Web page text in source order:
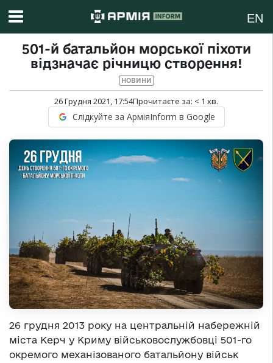
EN
501-й батальйон морської піхоти
відзначає річницю створення!
НОВИНИ
26 Грудня 2021, 17:54Прочитаєте за: < 1 хв.
Слідкуйте за АрміяInform в Google
26 грудня 2013 року на центральній набережній
міста Керч у Криму військовослужбовці 501-го
окремого механізованого батальйону військ